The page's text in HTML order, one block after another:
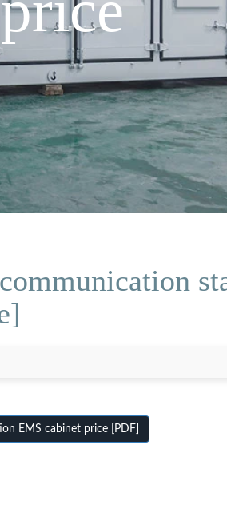
EMS cabinet price [PDF]